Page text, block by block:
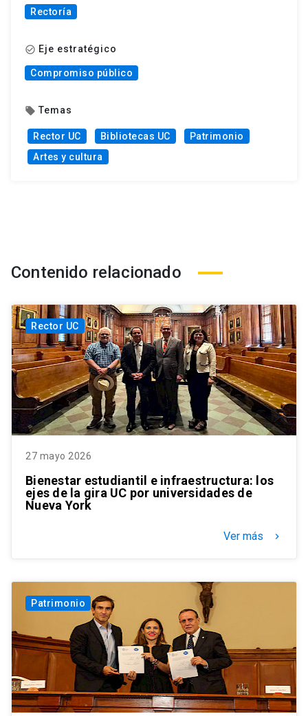
Rectoría
check_circle_outline Eje estratégico
Compromiso público
local_offer Temas
Rector UC Bibliotecas UC
Patrimonio
Artes y cultura
Contenido relacionado
Rector UC
27 mayo 2026
Bienestar estudiantil e infraestructura: los
ejes de la gira UC por universidades de
Nueva York
Ver más keyboard_arrow_right
Patrimonio